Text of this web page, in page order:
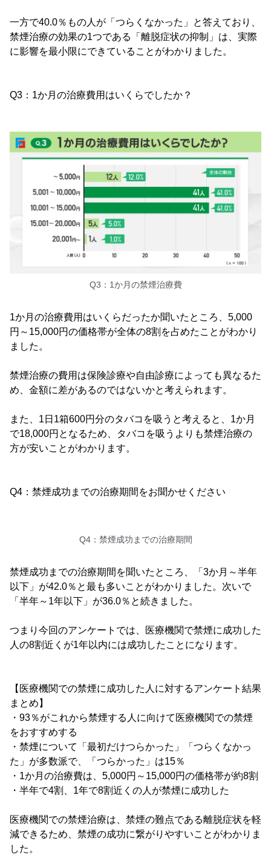
一方で40.0％もの人が「つらくなかった」と答えており、
禁煙治療の効果の1つである「離脱症状の抑制」は、実際
に影響を最小限にできていることがわかりました。
Q3：1か月の治療費用はいくらでしたか？
Q3：1か月の禁煙治療費
1か月の治療費用はいくらだったか聞いたところ、5,000
円～15,000円の価格帯が全体の8割を占めたことがわかり
ました。
禁煙治療の費用は保険診療や自由診療によっても異なるた
め、金額に差があるのではないかと考えられます。
また、1日1箱600円分のタバコを吸うと考えると、1か月
で18,000円となるため、タバコを吸うよりも禁煙治療の
方が安いことがわかります。
Q4：禁煙成功までの治療期間をお聞かせください
Q4：禁煙成功までの治療期間
禁煙成功までの治療期間を聞いたところ、「3か月～半年
以下」が42.0％と最も多いことがわかりました。次いで
「半年～1年以下」が36.0％と続きました。
つまり今回のアンケートでは、医療機関で禁煙に成功した
人の8割近くが1年以内には成功したことになります。
【医療機関での禁煙に成功した人に対するアンケート結果
まとめ】
・93％がこれから禁煙する人に向けて医療機関での禁煙
をおすすめする
・禁煙について「最初だけつらかった」「つらくなかっ
た」が多数派で、「つらかった」は15％
・1か月の治療費は、5,000円～15,000円の価格帯が約8割
・半年で4割、1年で8割近くの人が禁煙に成功した
医療機関での禁煙治療は、禁煙の難点である離脱症状を軽
減できるため、禁煙の成功に繋がりやすいことがわかりま
した。